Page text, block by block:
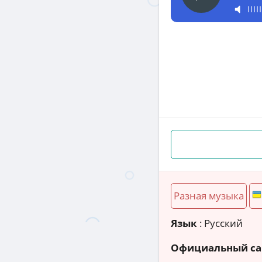
Разная музыка
Язык : Русский
Официальный